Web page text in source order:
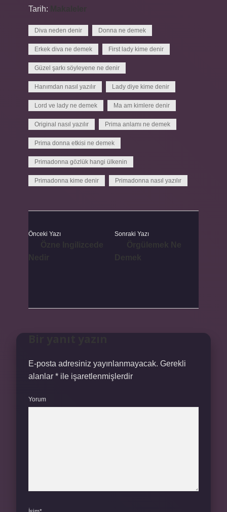
Tarih:
Diva neden denir Donna ne demek
Erkek diva ne demek First lady kime denir
Güzel şarkı söyleyene ne denir
Hanımdan nasıl yazılır Lady diye kime denir
Lord ve lady ne demek Ma am kimlere denir
Original nasıl yazılır Prima anlamı ne demek
Prima donna etkisi ne demek
Primadonna gözlük hangi ülkenin
Primadonna kime denir Primadonna nasıl yazılır
Önceki Yazı Sonraki Yazı
E-posta adresiniz yayınlanmayacak. Gerekli
alanlar * ile işaretlenmişlerdir
Yorum